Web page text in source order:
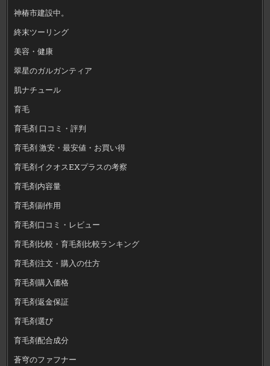
神椿市建設中。
終末ツーリング
美容・健康
翠星のガルガンティア
肌ナチュール
育毛
育毛剤 口コミ・評判
育毛剤 激安・最安値・お買い得
育毛剤イクオスEXプラスの考察
育毛剤内容量
育毛剤副作用
育毛剤口コミ・レビュー
育毛剤比較・育毛剤比較ランキング
育毛剤注文・購入の仕方
育毛剤購入価格
育毛剤返金保証
育毛剤選び
育毛剤配合成分
蒼穹のファフナー